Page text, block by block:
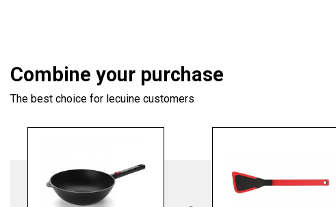
Combine your purchase
The best choice for lecuine customers